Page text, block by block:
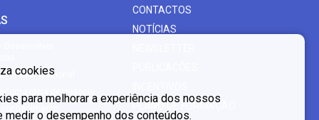
profissional
uma ideia de negócio
conhecimento
CONTACTOS
NOTÍCIAS
PLANO DE FORMAÇÃO
cookies
para melhorar a experiência dos nossos
medir o desempenho dos conteúdos.